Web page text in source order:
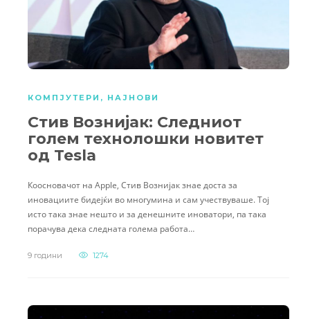
КОМПЈУТЕРИ , НАЈНОВИ
Стив Вознијак: Следниот
голем технолошки новитет
од Tesla
Коосновачот на Apple, Стив Вознијак знае доста за
иновациите бидејќи во многумина и сам учествуваше. Тој
исто така знае нешто и за денешните иноватори, па така
порачува дека следната голема работа…
9 години 1274